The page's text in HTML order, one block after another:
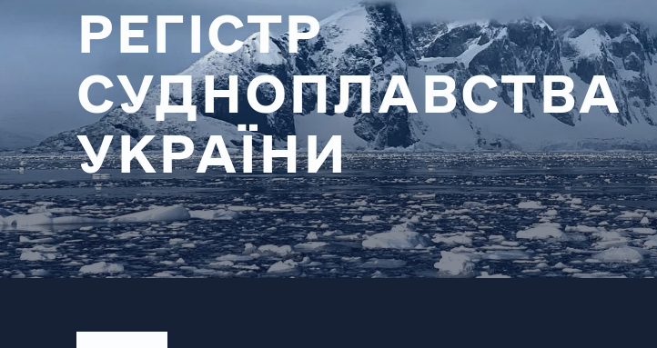
РЕГІСТР
СУДНОПЛАВСТВА
УКРАЇНИ